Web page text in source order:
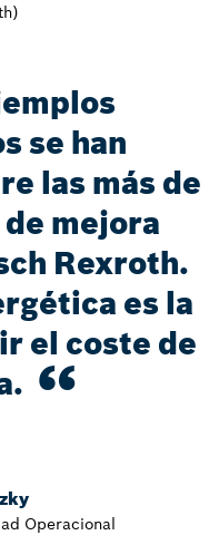
se han
las más de
mejora
Rexroth.
es la
el coste de
Operacional